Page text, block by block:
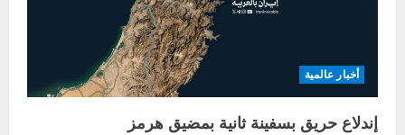
أخبار عالمية
إندلاع حريق بسفينة ثانية بمضيق هرمز